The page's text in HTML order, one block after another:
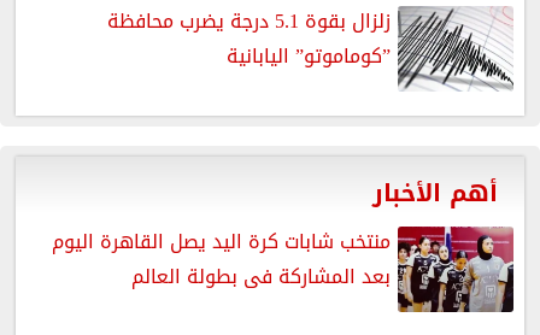
زلزال بقوة 5.1 درجة يضرب محافظة
”كوماموتو” اليابانية
أهم الأخبار
منتخب شابات كرة اليد يصل القاهرة اليوم
بعد المشاركة فى بطولة العالم